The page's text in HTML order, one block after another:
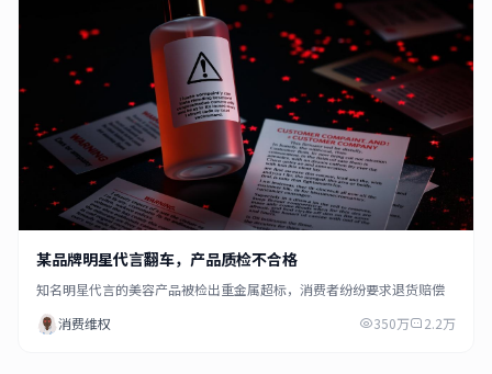
某品牌明星代言翻车，产品质检不合格
知名明星代言的美容产品被检出重金属超标，消费者纷纷要求退货赔偿
消费维权
350万 2.2万